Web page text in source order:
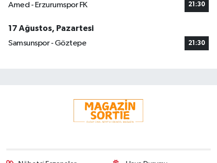
Amed - Erzurumspor FK 21:30
17 Ağustos, Pazartesi
Samsunspor - Göztepe
21:30